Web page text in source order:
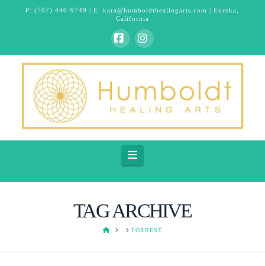
P:(707) 440-9749 | E:kara@humboldthealingarts.com | Eureka,
California
FacebookInstagram
Navigation
TAG ARCHIVE
HOME FORREST